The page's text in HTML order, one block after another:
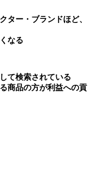
ター・ブランドほど、
なる
て検索されている
商品の方が利益への貢